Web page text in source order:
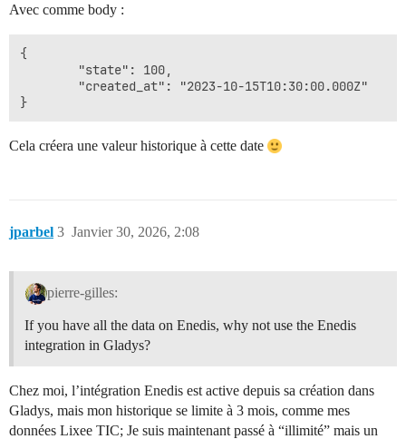
Avec comme body :
{
        "state": 100,
        "created_at": "2023-10-15T10:30:00.000Z"
Cela créera une valeur historique à cette date
jparbel Janvier 30, 2026, 2:08
3
pierre-gilles:
If you have all the data on Enedis, why not use the Enedis
integration in Gladys?
Chez moi, l’intégration Enedis est active depuis sa création dans
Gladys, mais mon historique se limite à 3 mois, comme mes
données Lixee TIC; Je suis maintenant passé à “illimité” mais un